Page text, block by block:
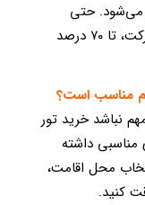
می‌شود. حتی
ممکن است چند ساعت تا زمان حرکت، تا ۷۰ درصد
مناسب است؟
نباشد خرید تور
داشته
محل اقامت،
کنید.